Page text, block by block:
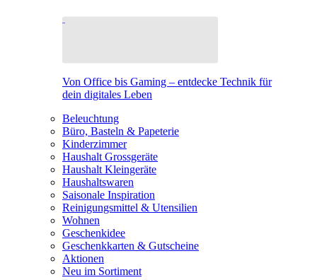
Von Office bis Gaming – entdecke Technik für
dein digitales Leben
Beleuchtung
Büro, Basteln & Papeterie
Kinderzimmer
Haushalt Grossgeräte
Haushalt Kleingeräte
Haushaltswaren
Saisonale Inspiration
Reinigungsmittel & Utensilien
Wohnen
Geschenkidee
Geschenkkarten & Gutscheine
Aktionen
Neu im Sortiment